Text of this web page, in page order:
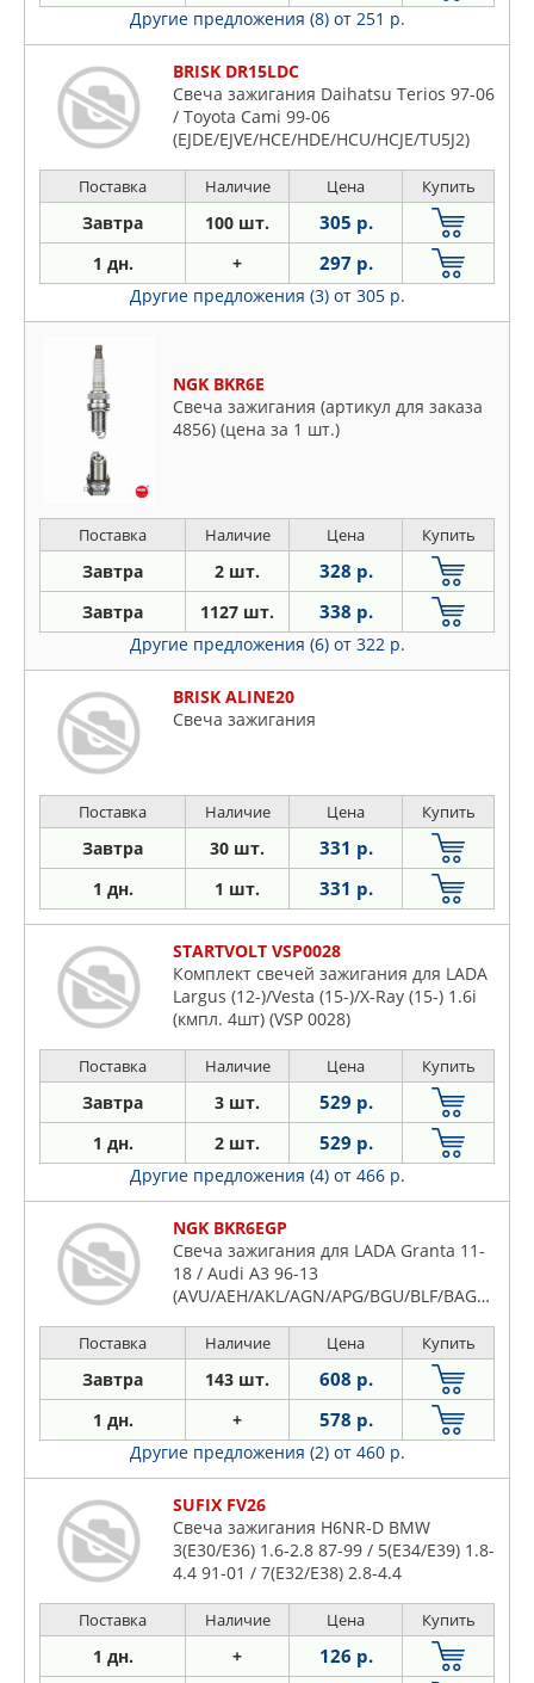
Другие предложения (8) от 251 р.
BRISK DR15LDC
Свеча зажигания Daihatsu Terios 97-06
/ Toyota Cami 99-06
(EJDE/EJVE/HCE/HDE/HCU/HCJE/TU5J2)
Поставка Наличие Цена Купить
Завтра 100 шт. 305 р.
1 дн. + 297 р.
Другие предложения (3) от 305 р.
NGK BKR6E
Свеча зажигания (артикул для заказа
4856) (цена за 1 шт.)
Поставка Наличие Цена Купить
Завтра 2 шт. 328 р.
Завтра 1127 шт. 338 р.
Другие предложения (6) от 322 р.
BRISK ALINE20
Свеча зажигания
Поставка Наличие Цена Купить
Завтра 30 шт. 331 р.
1 дн. 1 шт. 331 р.
STARTVOLT VSP0028
Комплект свечей зажигания для LADA
Largus (12-)/Vesta (15-)/X-Ray (15-) 1.6i
(кмпл. 4шт) (VSP 0028)
Поставка Наличие Цена Купить
Завтра 3 шт. 529 р.
1 дн. 2 шт. 529 р.
Другие предложения (4) от 466 р.
NGK BKR6EGP
Свеча зажигания для LADA Granta 11-
18 / Audi A3 96-13
(AVU/AEH/AKL/AGN/APG/BGU/BLF/BAG/BBJ/BBK/ALZ)
Поставка Наличие Цена Купить
Завтра 143 шт. 608 р.
1 дн. + 578 р.
Другие предложения (2) от 460 р.
SUFIX FV26
Свеча зажигания H6NR-D BMW
3(E30/E36) 1.6-2.8 87-99 / 5(E34/E39) 1.8-
4.4 91-01 / 7(E32/E38) 2.8-4.4
Поставка Наличие Цена Купить
1 дн. + 126 р.